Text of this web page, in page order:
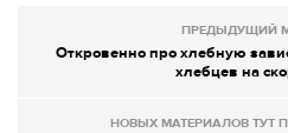
ПРЕДЫДУЩИЙ
Откровенно про хлебную
хлебцев на
НОВЫХ МАТЕРИАЛОВ ТУТ